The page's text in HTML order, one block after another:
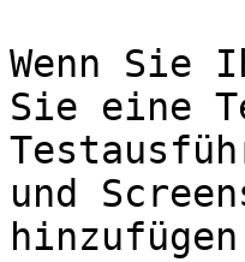
Wenn Sie
Sie eine
und